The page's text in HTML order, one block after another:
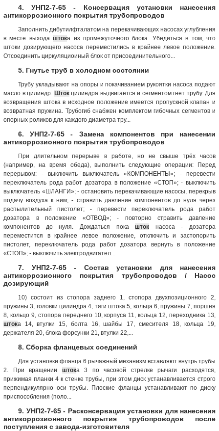
4. УНП2-7-65 - Консервация установки нанесения
антикоррозионного покрытия трубопроводов
Заполнить дибутилфталатом на перекачивающих насосах углубления
в месте выходаштока из промежуточного блока. Убедиться в том, что
штоки дозирующего насоса переместились в крайнее левое положение.
Отсоединить циркуляциоиный блок от присоединительного...
5. Гнутье труб в холодном состоянии
Трубу укладывают на опоры и покачиванием рукоятки насоса подают
масло в цилиндр. Штокцилиндра выдвигается и сегментом гнет трубу. Для
возвращения штока в исходное положение имеется пропускной клапан и
возвратная пружина. Трубогиб снабжен комплектом гибочных сегментов и
опорных роликов для каждого диаметра тру...
6. УНП2-7-65 - Замена компонентов при нанесении
антикоррозионного покрытия трубопроводов
При длительном перерыве в работе, но не свыше трёх часов
(например, на время обеда), выполнить следующие операции: Перед
перерывом: - выключить выключатель «КОМПОНЕНТЫ»; - перевести
переключатель рода работ дозатора в положение «СТОП»; - выключить
выключатель «ШЛАНГИ»; - остановить перекачивающие насосы, перекрыв
подачу воздуха к ним; - стравить давление компонентов до нуля через
распылительный пистолет; - перевести переключатель рода работ
дозатора в положение «ОТВОД»; - повторно стравить давление
компонентов до нуля. Дождаться покашток насоса - дозатора
переместится в крайнее левое положение, отключить и застопорить
пистолет, переключатель рода работ дозатора вернуть в положение
«СТОП»; - выключить электродвигател...
7. УНП2-7-65 - Состав установки для нанесения
антикоррозионного покрытия трубопроводов / Насос
дозирующий
10) состоит из стопора заднего 1, стопора двухпозиционного 2,
пружины 3, головки цилиндра 4, тяги штока 5, кольца 6, пружины 7, поршня
8, кольцо 9, стопора переднего 10, корпуса 11, кольца 12, переходника 13,
штока 14, втулки 15, болта 16, шайбы 17, смесителя 18, кольца 19,
держателя 20, блока форсунки 21, втулки 22,...
8. Сборка фланцевых соединений
Для установки фланца 6 рычажный механизм вставляют внутрь трубы
2. При вращении штока 3 по часовой стрелке рычаги расходятся,
прижимая планки 4 к стенке трубы, при этом диск устанавливается строго
перпендикулярно оси трубы. Плоские фланцы устанавливают по диску
приспособления (поло...
9. УНП2-7-65 - Расконсервация установки для нанесения
антикоррозионного покрытия трубопроводов после
поступления с завода-изготовителя